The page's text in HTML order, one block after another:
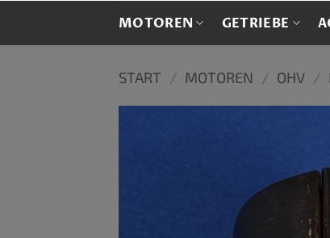
MOTOREN GETRIEBE
START / MOTOREN / OHV /